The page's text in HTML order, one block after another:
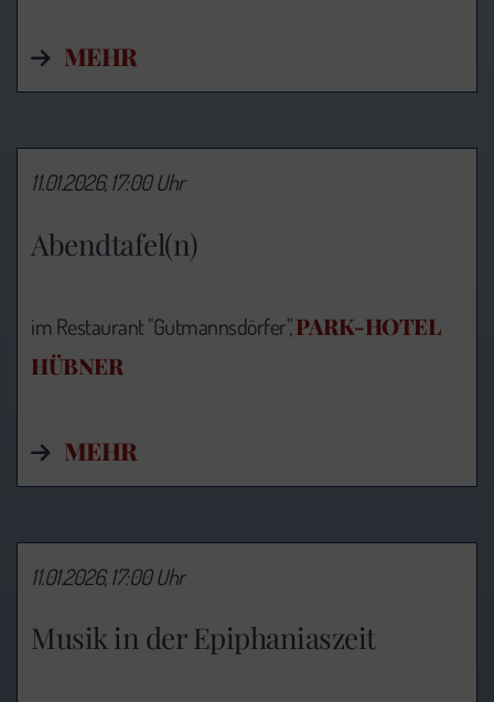
MEHR
Abendtafel(n)
11.01.2026, 17:00 Uhr
im Restaurant "Gutmannsdörfer",PARK-HOTEL
HÜBNER
MEHR
Musik in der Epiphaniaszeit
11.01.2026, 17:00 Uhr